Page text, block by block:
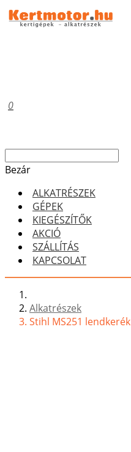
0
Bezár
ALKATRÉSZEK
GÉPEK
KIEGÉSZÍTŐK
AKCIÓ
SZÁLLÍTÁS
KAPCSOLAT
Alkatrészek
Stihl MS251 lendkerék